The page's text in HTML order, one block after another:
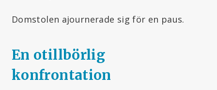
Domstolen ajournerade sig för en paus.
En otillbörlig
konfrontation